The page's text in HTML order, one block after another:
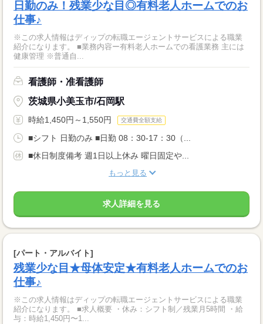
日勤のみ！残業少な目◎有料老人ホームでのお
仕事♪
※この求人情報はディップの転職エージェントサービスによる職業
紹介になります。 ■業務内容ー有料老人ホームでの看護業務 主には
健康管理 ※普通自...
看護師・准看護師
茨城県小美玉市/石岡駅
時給1,450円～1,550円 交通費全額支給
■シフト 日勤のみ ■日勤 08：30-17：30（...
■休日制度備考 週1日以上休み 曜日固定や...
もっと見る
求人詳細を見る
[パート・アルバイト]
残業少な目★母体安定★有料老人ホームでのお
仕事♪
※この求人情報はディップの転職エージェントサービスによる職業
紹介になります。 ■求人概要 ・休み：シフト制／残業月5時間 ・給
与：時給1,450円〜1...